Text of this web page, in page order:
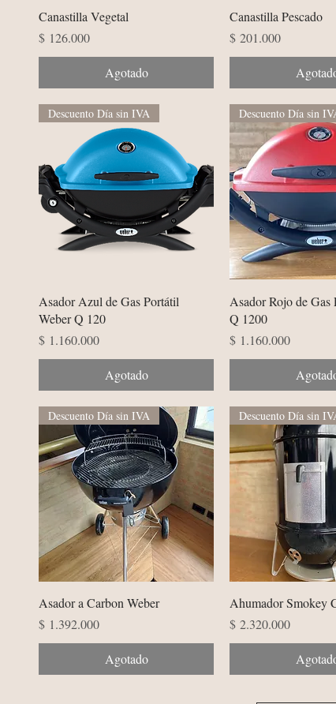
Vista rápida
Canastilla Vegetal
Precio
$ 126.000
Agotado
Vista rápida
Canastilla Pescado
Precio
$ 201.000
Vista rápida
Descuento Día sin IVA
Asador Azul de Gas Portátil
Weber Q 120
Precio
$ 1.160.000
Agotado
Vista
Descuento Día sin
Asador Rojo de Gas
Q 1200
Precio
$ 1.160.000
Vista rápida
Descuento Día sin IVA
Asador a Carbon Weber
Precio
$ 1.392.000
Agotado
Vista
Descuento Día sin
Ahumador Smokey
Precio
$ 2.320.000